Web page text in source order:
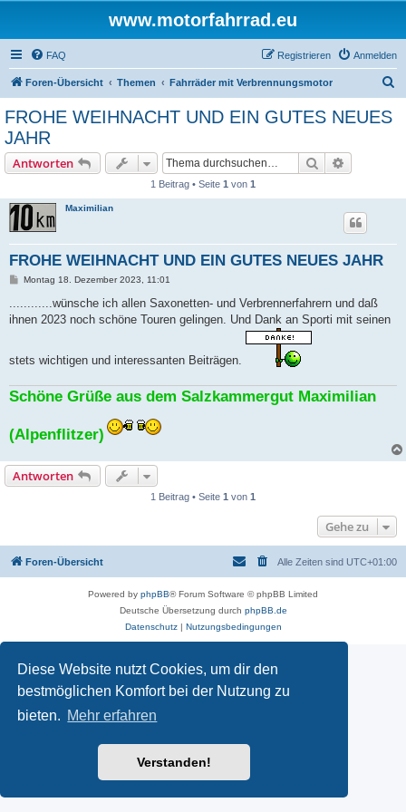
Diese Website nutzt Cookies, um dir den
bestmöglichen Komfort bei der Nutzung zu
bieten. Mehr erfahren
Verstanden!
www.motorfahrrad.eu
FAQ Anmelden
Registrieren
Foren-Übersicht Themen Fahrräder mit Verbrennungsmotor
FROHE WEIHNACHT UND EIN GUTES NEUES
JAHR
Antworten Suche
1 Beitrag • Seite 1 von 1
Maximilian
FROHE WEIHNACHT UND EIN GUTES NEUES JAHR
B
r
Montag 18. Dezember 2023, 11:01
............wünsche ich allen Saxonetten- und Verbrennerfahrern und daß
ihnen 2023 noch schöne Touren gelingen. Und Dank an Sporti mit seinen
stets wichtigen und interessanten Beiträgen.
Schöne Grüße aus dem Salzkammergut Maximilian
(Alpenflitzer)
Antworten
1 Beitrag • Seite 1 von 1
Gehe zu
Foren-Übersicht Alle Zeiten sind UTC+01:00
Powered by phpBB® Forum Software © phpBB Limited
Deutsche Übersetzung durch phpBB.de
Datenschutz| Nutzungsbedingungen